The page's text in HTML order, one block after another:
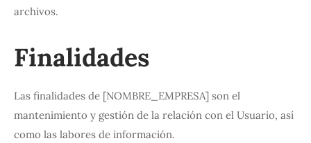
archivos.
Finalidades
Las finalidades de [NOMBRE_EMPRESA] son el
mantenimiento y gestión de la relación con el Usuario, así
como las labores de información.